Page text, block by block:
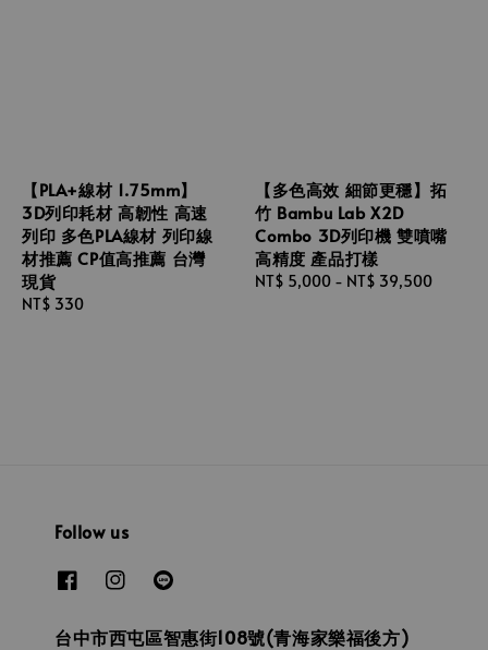
【PLA+線材 1.75mm】
3D列印耗材 高韌性 高速
列印 多色PLA線材 列印線
材推薦 CP值高推薦 台灣
現貨
Regular
NT$ 330
【多色高效 細節更穩】拓
竹 Bambu Lab X2D
Combo 3D列印機 雙噴嘴
高精度 產品打樣
Regular
NT$ 5,000 - NT$ 39,500
Follow us
台中市西屯區智惠街108號(青海家樂福後方)